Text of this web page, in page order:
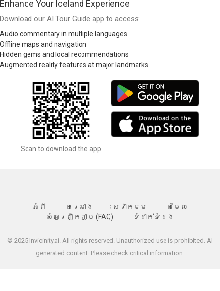
Enhance Your Iceland Experience
Download our AI Tour Guide app to access:
Audio commentary in multiple languages
Offline maps and navigation
Hidden gems and local recommendations
Augmented reality features at major landmarks
Scan to download the app
អំពី គម្រោង សេវាកម្ម
តម្លៃ
សំណួរញឹកញាប់ (FAQ)
ទំនាក់ទំនង
© 2025 Invicinity.ai. All rights reserved. Unauthorized use is prohibited. AI
generated content. Please check critical information.